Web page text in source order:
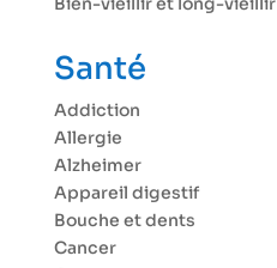
Santé
Addiction
Allergie
Alzheimer
Appareil digestif
Bouche et dents
Cancer